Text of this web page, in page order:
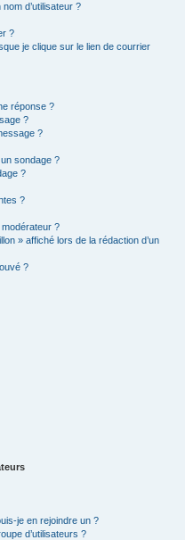
d’utilisateur ?
?
je clique sur le lien de courrier
réponse ?
?
?
sondage ?
?
?
?
» affiché lors de la rédaction d’un
?
je en rejoindre un ?
d’utilisateurs ?